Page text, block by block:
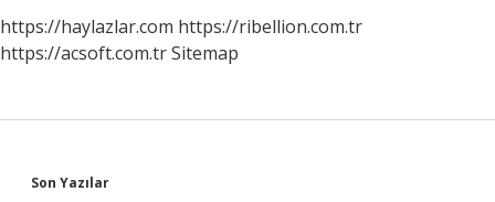
https://haylazlar.com https://ribellion.com.tr
https://acsoft.com.trSitemap
Son Yazılar